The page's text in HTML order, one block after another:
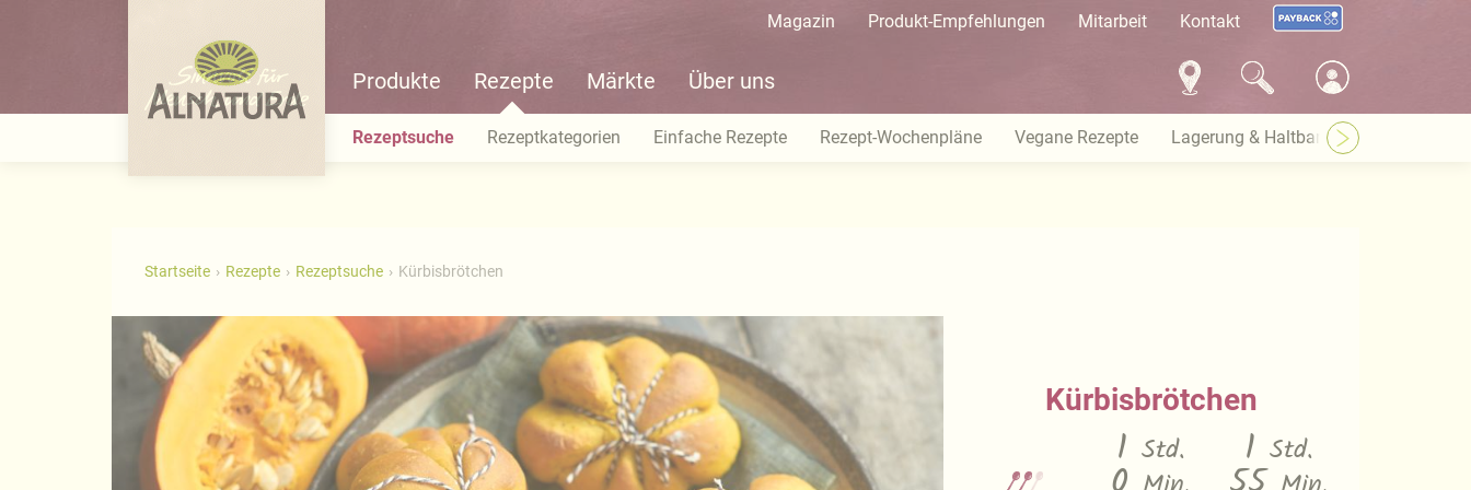
Magazin Produkt-Empfehlungen Mitarbeit Kontakt
Produkte Rezepte Märkte Über uns
Rezeptsuche Rezeptkategorien Einfache Rezepte Rezept-Wochenpläne Vegane Rezepte Lagerung & Haltbarkeit
Startseite Rezepte Rezeptsuche Kürbisbrötchen
Kürbisbrötchen
1Std. 1Std.